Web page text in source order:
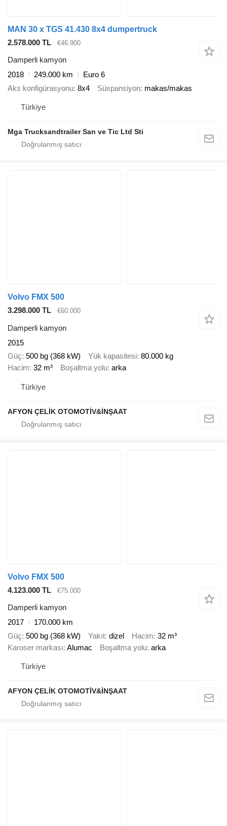
MAN 30 x TGS 41.430 8x4 dumpertruck
2.578.000 TL
€46.900
Damperli kamyon
2018
249.000 km
Euro 6
Aks konfigürasyonu 8x4 Süspansiyon makas/makas
Türkiye
Mga Trucksandtrailer San ve Tic Ltd Sti
Volvo FMX 500
3.298.000 TL
€60.000
Damperli kamyon
2015
Güç 500 bg (368 kW) Yük kapasitesi 80.000 kg
Hacim 32 m³ Boşaltma yolu arka
Türkiye
AFYON ÇELİK OTOMOTİV&İNŞAAT
Volvo FMX 500
4.123.000 TL
€75.000
Damperli kamyon
2017
170.000 km
Güç 500 bg (368 kW) Yakıt dizel Hacim 32 m³
Karoser markası Alumac Boşaltma yolu arka
Türkiye
AFYON ÇELİK OTOMOTİV&İNŞAAT